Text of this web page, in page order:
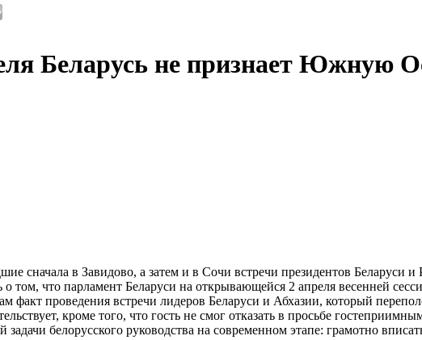
Беларусь не признает Южную
сначала в Завидово, а затем и в Сочи встречи президентов Беларуси
том, что парламент Беларуси на открывающейся 2 апреля весенней
факт проведения встречи лидеров Беларуси и Абхазии, который
кроме того, что гость не смог отказать в просьбе
задачи белорусского руководства на современном этапе: грамотно